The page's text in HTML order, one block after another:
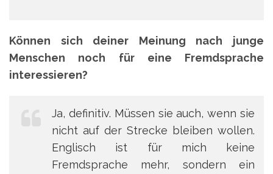
Können sich deiner Meinung nach junge
Menschen noch für eine Fremdsprache
interessieren?
Ja, definitiv. Müssen sie auch, wenn sie
nicht auf der Strecke bleiben wollen.
Englisch ist für mich keine
Fremdsprache mehr, sondern ein